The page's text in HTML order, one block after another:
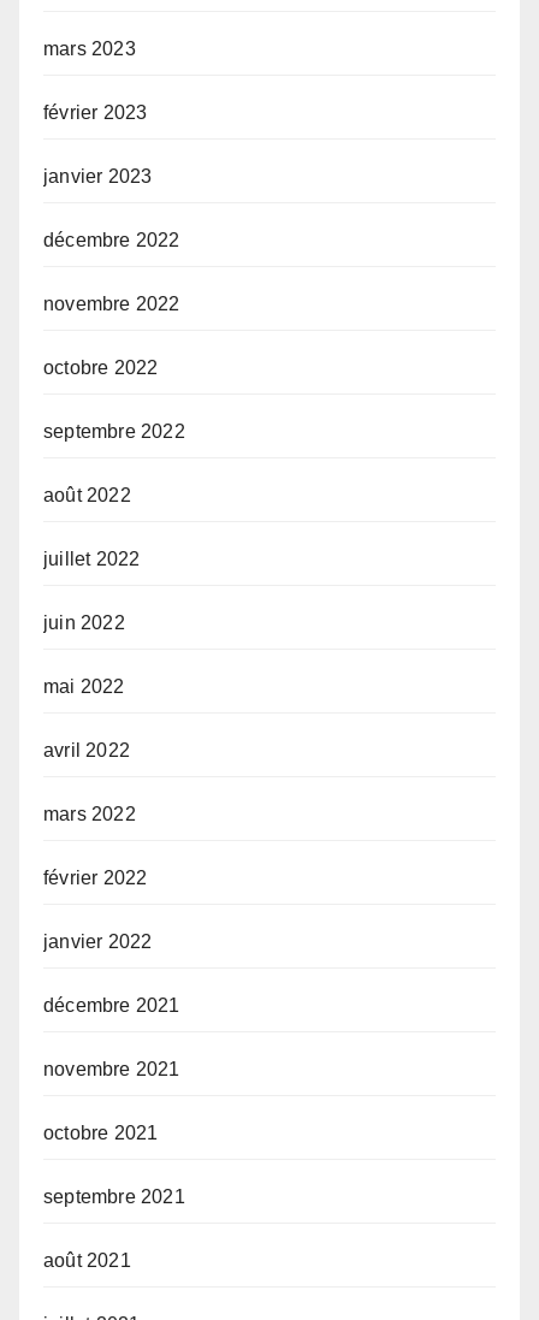
mars 2023
février 2023
janvier 2023
décembre 2022
novembre 2022
octobre 2022
septembre 2022
août 2022
juillet 2022
juin 2022
mai 2022
avril 2022
mars 2022
février 2022
janvier 2022
décembre 2021
novembre 2021
octobre 2021
septembre 2021
août 2021